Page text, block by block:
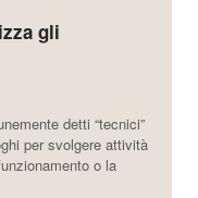
gli
detti “tecnici”
per svolgere attività
o la